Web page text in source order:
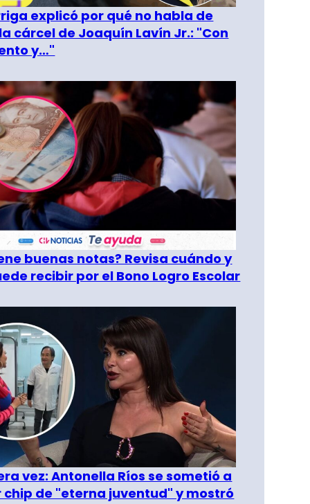
explicó por qué no habla de
cárcel de Joaquín Lavín Jr.: "Con
y…"
buenas notas? Revisa cuándo y
recibir por el Bono Logro Escolar
vez: Antonella Ríos se sometió a
de "eterna juventud" y mostró